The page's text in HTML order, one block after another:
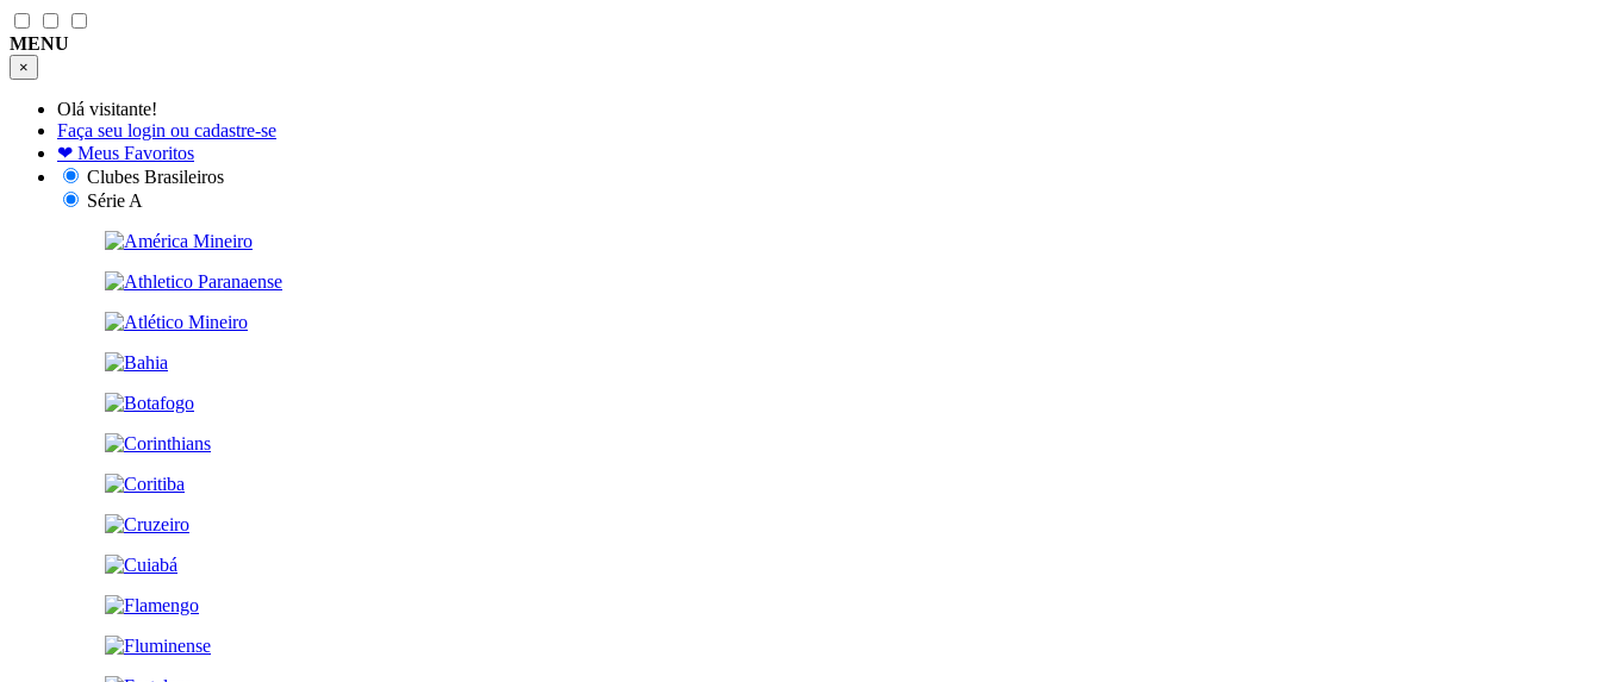
MENU
×
Olá visitante!
Faça seu login ou cadastre-se
❤ Meus Favoritos
Clubes Brasileiros
Série A